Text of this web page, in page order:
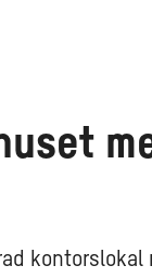
kontorslokal